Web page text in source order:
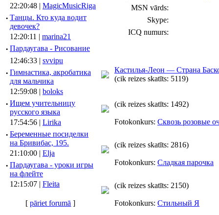
22:20:48 | MagicMusicRiga
· Танцы. Кто куда водит
девочек?
12:20:11 | marina21
· Пардаугава - Рисование
12:46:33 | svvipu
· Гимнастика, акробатика
для мальчика
12:59:08 | boloks
· Ищем учительницу
русского языка
17:54:56 | Lirika
· Беременные посиделки
на Бривибас, 195.
21:10:00 | Elja
· Пардаугава - уроки игры
на флейте
12:15:07 | Fleita
[pāriet forumā ]
MSN vārds:
Skype:
ICQ numurs:
Кастилья-Леон — Страна
(cik reizes skatīts: 5119)
(cik reizes skatīts: 1492)
Fotokonkurs: Сквозь розовые
(cik reizes skatīts: 2816)
Fotokonkurs: Сладкая парочка
(cik reizes skatīts: 2150)
Fotokonkurs: Стильный Я